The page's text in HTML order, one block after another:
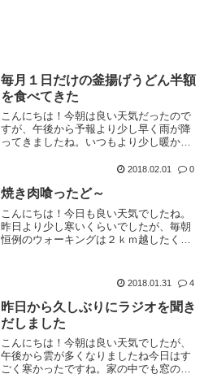
毎月１日だけの釜揚げうどん半額
を食べてきた
こんにちは！今朝は良い天気だったので
すが、午後から予報より少し早く雨が降
ってきましたね。いつもより少し暖かい
をしている最中は少し涼しく感じまし
たね。また、沿道にあるホー...
2018.02.01 0
焼き肉喰ったど～
こんにちは！今日も良い天気でしたね。
昨日より少し寒いくらいでしたが、毎朝
恒例のウォーキングは２ｋｍ越したくら
だ。。先日高校生の男女ペアが朝から走
2018.01.31 4
昨日から久しぶりにラジオを聞き
だしました
こんにちは！今朝は良い天気でしたが、
午後から雲が多くなりましたね今日はす
ごく寒かったですね。家の中でも窓の近